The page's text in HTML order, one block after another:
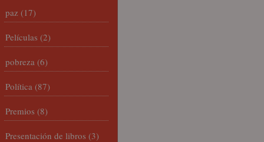
paz (17)
Películas (2)
pobreza (6)
Política (87)
Premios (8)
Presentación de libros (3)